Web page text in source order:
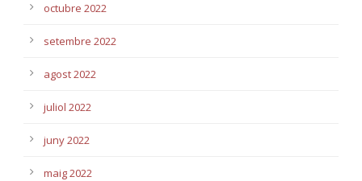
octubre 2022
setembre 2022
agost 2022
juliol 2022
juny 2022
maig 2022